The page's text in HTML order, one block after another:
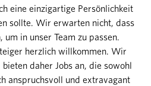
eine einzigartige Persönlichkeit
sollte. Wir erwarten nicht, dass
um in unser Team zu passen.
herzlich willkommen. Wir
daher Jobs an, die sowohl
anspruchsvoll und extravagant